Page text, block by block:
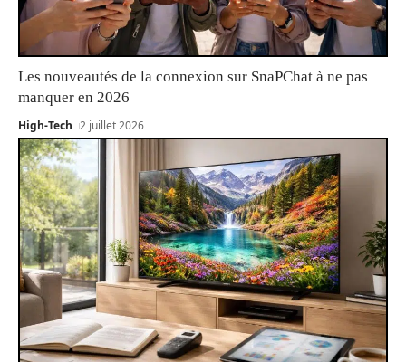
Les nouveautés de la connexion sur SnaPChat à ne pas
manquer en 2026
High-Tech 2 juillet 2026